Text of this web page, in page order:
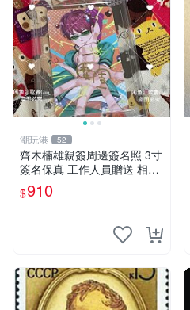
潮玩港 52
齊木楠雄親簽周邊簽名照 3寸
簽名保真 工作人員贈送 相框
裱好 齊木楠雄、親簽照片、
簽名照
$910